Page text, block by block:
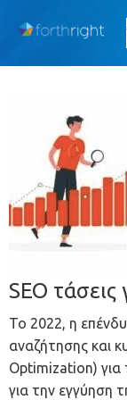
SEO τάσεις
Το 2022, η
αναζήτησης και
Optimization) για
για την εγγύηση